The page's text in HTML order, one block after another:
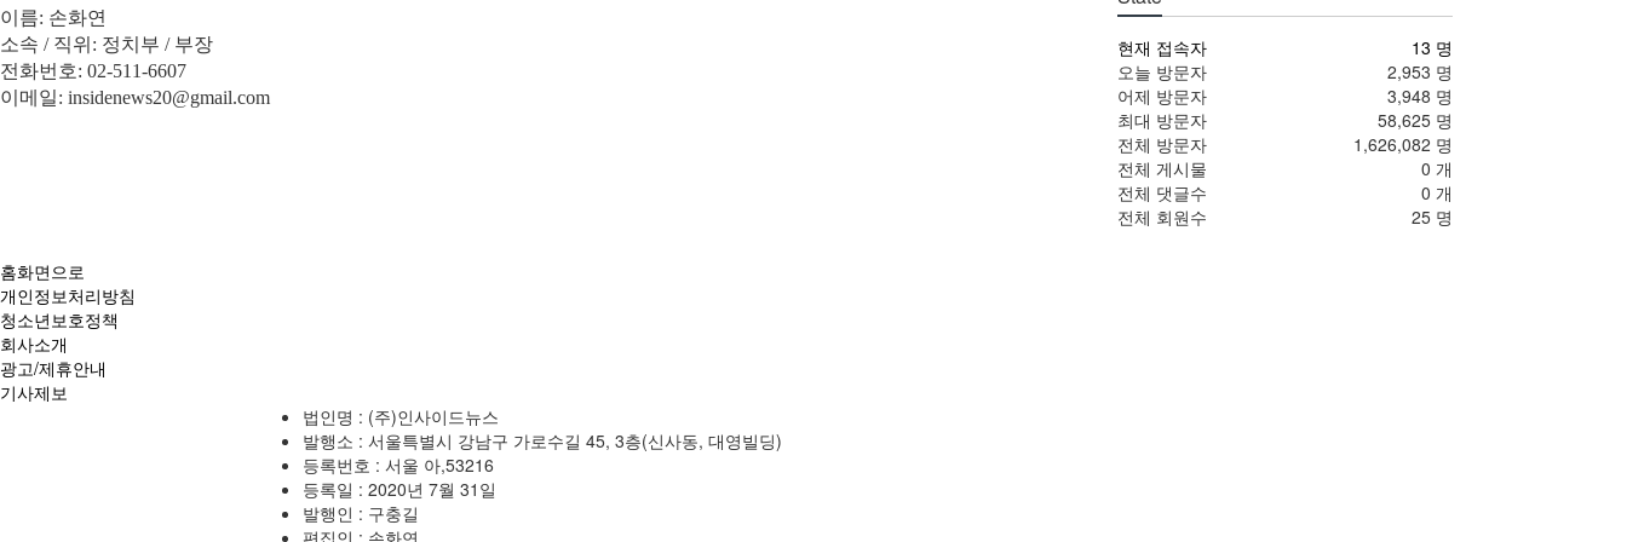
이름: 손화연
소속 / 직위 : 정치부 / 부장
전화번호: 02-511-6607
이메일: insidenews20@gmail.com
현재 접속자
13 명
오늘 방문자
2,953 명
어제 방문자
3,948 명
최대 방문자
58,625 명
전체 방문자
1,626,082 명
전체 게시물
0 개
전체 댓글수
0 개
전체 회원수
25 명
홈화면으로
개인정보처리방침
청소년보호정책
회사소개
광고/제휴안내
기사제보
법인명 : (주)인사이드뉴스
발행소 : 서울특별시 강남구 가로수길 45, 3층(신사동, 대영빌딩)
등록번호 : 서울 아,53216
등록일 : 2020년 7월 31일
발행인 : 구충길
편집인 : 손화연